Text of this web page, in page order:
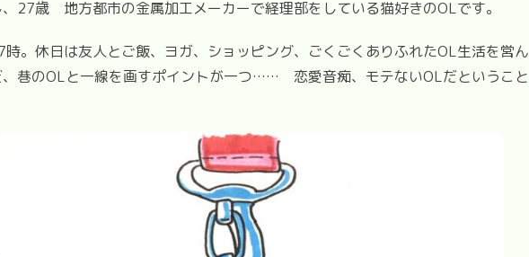
27歳 地方都市の金属加工メーカーで経理部をしている猫好きのOLです。
。休日は友人とご飯、ヨガ、ショッピング、ごくごくありふれたOL生活を営ん
、巷のOLと一線を画すポイントが一つ…… 恋愛音痴、モテないOLだということ